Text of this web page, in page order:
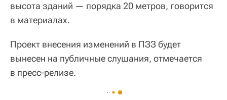
высота зданий — порядка 20 метров, говорится
в материалах.
Проект внесения изменений в ПЗЗ будет
вынесен на публичные слушания, отмечается
в пресс-релизе.